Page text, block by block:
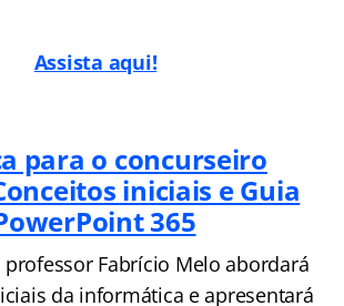
Assista aqui!
para o concurseiro
iniciais e Guia
365
Fabrício Melo abordará
da informática e apresentará